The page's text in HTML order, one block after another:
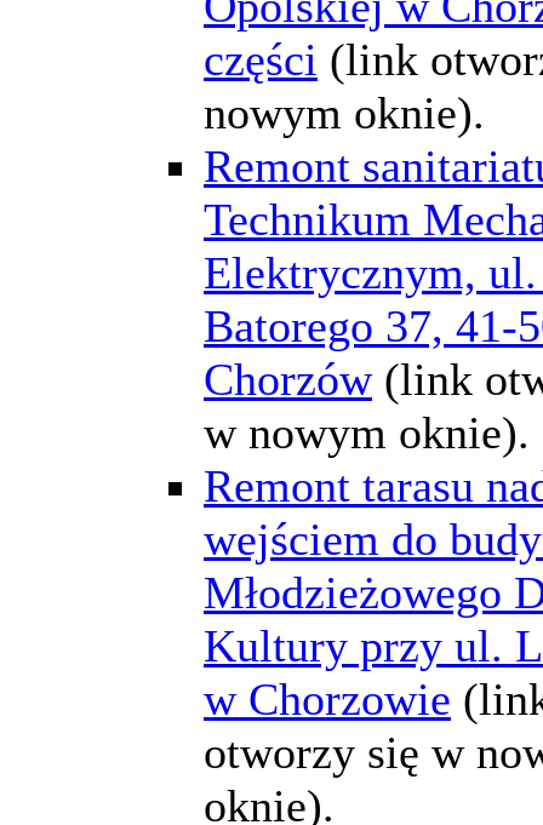
części (link
nowym oknie).
Remont
Technikum
Elektrycznym,
Batorego 37, 41-
Chorzów (link
w nowym oknie).
Remont tarasu
wejściem do
Młodzieżowego
Kultury przy ul.
w Chorzowie
otworzy się w
oknie).